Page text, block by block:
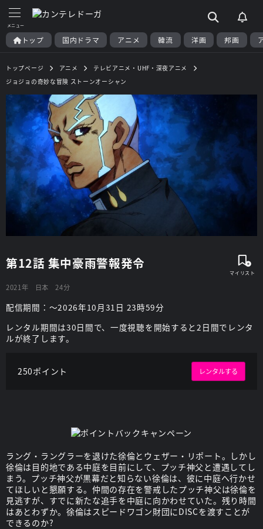
トップ 国内ドラマ アニメ 韓流 洋画 邦画
トップページ アニメ
テレビアニメ・UHF・深夜アニメ
ジョジョの奇妙な冒険 ストーンオーシャン
第12話 集中豪雨警報発令
2021年 日本 24分
配信期間：～2026年10月31日 23時59分
レンタル期間は30日間で、一度視聴を開始すると2日間でレンタ
ルが終了します。
250ポイント レンタルする
ラング・ラングラーを退けた徐倫とウェザー・リポート。しかし
徐倫は目的地である中庭を目前にして、プッチ神父と遭遇してし
まう。プッチ神父が黒幕だと知らない徐倫は、彼に中庭へ行かせ
てほしいと懇願する。仲間の存在を警戒したプッチ神父は徐倫を
見逃すが、すでに新たな追手を中庭に向かわせていた。残り時間
はあとわずか。徐倫はスピードワゴン財団にDISCを渡すことが
できるのか?